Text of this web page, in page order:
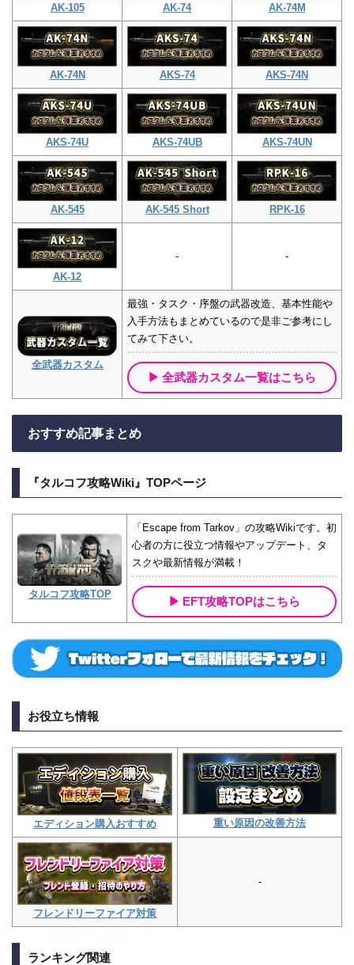
AK-105 AK-74 AK-74M
AK-74N AKS-74 AKS-74N
AKS-74U AKS-74UB AKS-74UN
AK-545 AK-545 Short RPK-16
AK-12
- -
全武器カスタム
最強・タスク・序盤の武器改造、基本性能や
入手方法もまとめているので是非ご参考にし
てみて下さい。
全武器カスタム一覧はこちら
おすすめ記事まとめ
『タルコフ攻略Wiki』TOPページ
タルコフ攻略TOP
「Escape from Tarkov」の攻略Wikiです。初
心者の方に役立つ情報やアップデート、タ
スクや最新情報が満載！
EFT攻略TOPはこちら
お役立ち情報
エディション購入おすすめ 重い原因の改善方法
フレンドリーファイア対策
-
ランキング関連